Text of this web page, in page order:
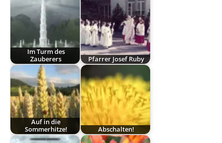
Im Turm des
Zauberers
Pfarrer Josef Ruby
Auf in die
Sommerhitze!
Abschalten!